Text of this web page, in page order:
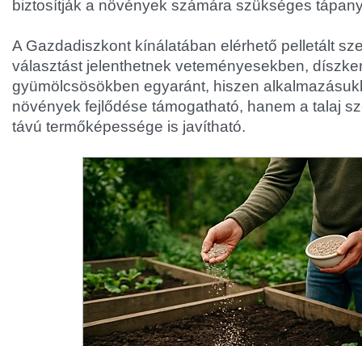
biztosítják a növények számára szükséges
A Gazdadiszkont kínálatában elérhető pelletált
választást jelenthetnek veteményesekben,
gyümölcsösökben egyaránt, hiszen
növények fejlődése támogatható, hanem a talaj
távú termőképessége is javítható.